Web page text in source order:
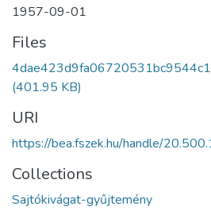
1957-09-01
Files
(401.95 KB)
URI
https://bea.fszek.hu/handle/
Collections
Sajtókivágat-gyűjtemény